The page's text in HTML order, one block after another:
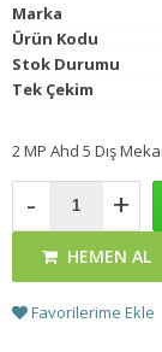
Marka
Ürün Kodu
Stok Durumu
Tek Çekim
2 MP Ahd 5 Dış
- +
HEMEN AL
Favorilerime Ekle